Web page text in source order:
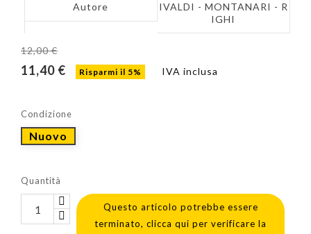
Autore
IVALDI - MONTANARI - R
IGHI
12,00 €
11,40 € Risparmi il 5% IVA inclusa
Condizione
Nuovo
Quantità
Questo articolo potrebbe essere
terminato, clicca qui per verificare la